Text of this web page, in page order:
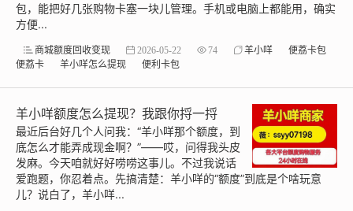
包，能把好几张购物卡塞一块儿管理。手机或电脑上都能用，确实
方便...
商城额度回收变现 2026-05-22 74 羊小咩
便荔卡包
便荔卡
羊小咩怎么提现 便利卡包
羊小咩额度怎么提现？我跟你捋一捋
最近后台好几个人问我：“羊小咩那个额度，到
底怎么才能弄成现金啊？”——哎，问得我头皮
发麻。今天咱就好好唠唠这事儿。不过我说话
爱跑题，你忍着点。先搞清楚：羊小咩的“额度”到底是个啥玩意
儿？说白了，羊小咩...